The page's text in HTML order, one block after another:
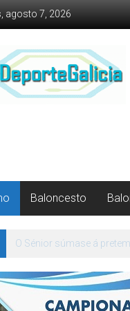
agosto 7, 2026
Baloncesto
142 bos motivos de